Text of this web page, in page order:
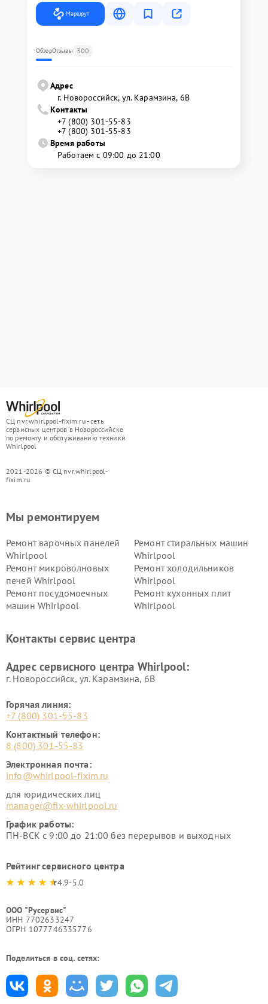
Маршрут
ОбзорОтзывы 300
Адрес
г. Новороссийск, ул. Карамзина, 6В
Контакты
+7 (800) 301-55-83
+7 (800) 301-55-83
Время работы
Работаем с 09:00 до 21:00
СЦ nvr.whirlpool-fixim.ru - сеть
сервисных центров в Новороссийске
по ремонту и обслуживанию техники
Whirlpool
2021-2026 © СЦ nvr.whirlpool-
fixim.ru
Мы ремонтируем
Ремонт варочных панелей
Whirlpool
Ремонт стиральных машин
Whirlpool
Ремонт микроволновых
печей Whirlpool
Ремонт холодильников
Whirlpool
Ремонт посудомоечных
машин Whirlpool
Ремонт кухонных плит
Whirlpool
Контакты сервис центра
Адрес сервисного центра Whirlpool:
г. Новороссийск, ул. Карамзина, 6В
Горячая линия:
+7 (800) 301-55-83
Контактный телефон:
8 (800) 301-55-83
Электронная почта:
info@whirlpool-fixim.ru
для юридических лиц
manager@fix-whirlpool.ru
График работы:
ПН-ВСК с 9:00 до 21:00 без перерывов и выходных
Рейтинг сервисного центра
4.9-5.0
ООО "Русервис"
ИНН 7702633247
ОГРН 1077746335776
Поделиться в соц. сетях: